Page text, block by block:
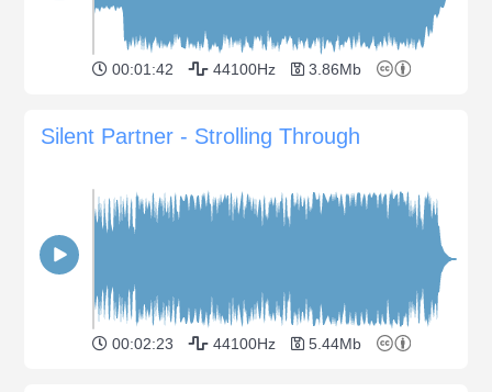
00:01:42 44100Hz 3.86Mb
Silent Partner - Strolling Through
00:02:23 44100Hz 5.44Mb